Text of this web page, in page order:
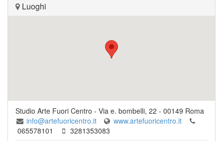
Luoghi
Studio Arte Fuori Centro - Via e. bombelli, 22 - 00149 Roma
info@artefuoricentro.it
www.artefuoricentro.it
065578101
3281353083